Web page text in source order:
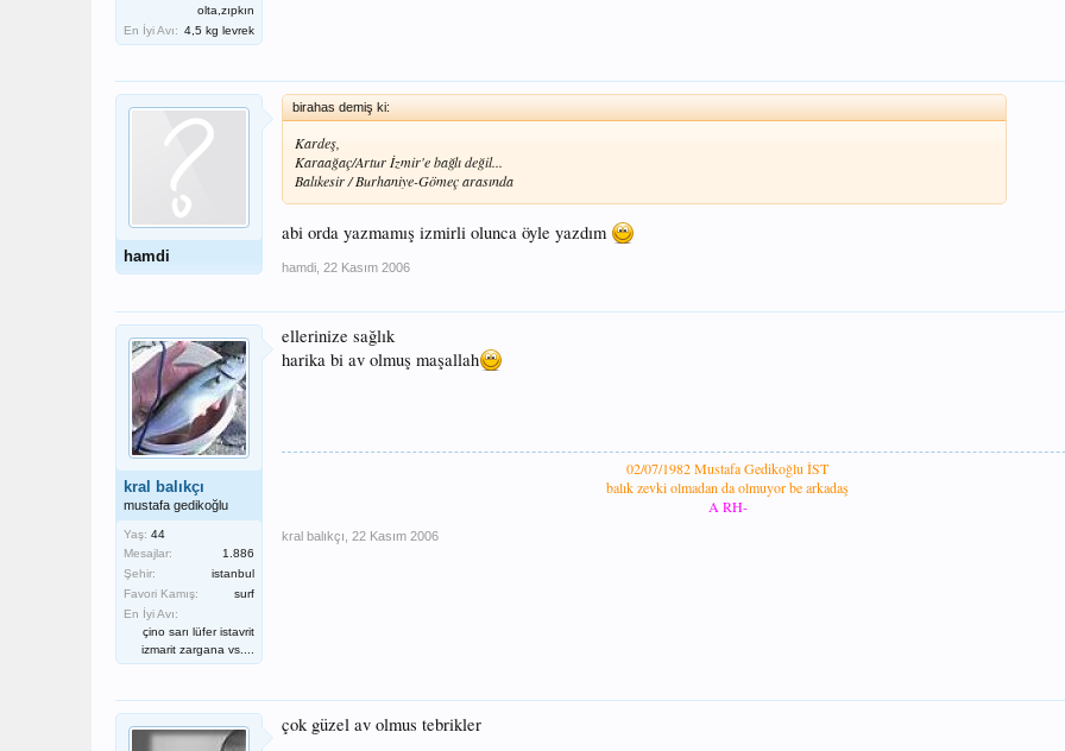
olta,zıpkın
En İyi Avı: 4,5 kg levrek
hamdi
birahas demiş ki:
Kardeş,
Karaağaç/Artur İzmir'e bağlı değil...
Balıkesir / Burhaniye-Gömeç arasında
abi orda yazmamış izmirli olunca öyle yazdım
hamdi 22 Kasım 2006
kral balıkçı
mustafa gedikoğlu
Yaş: 44
Mesajlar:
1.886
Şehir:
istanbul
Favori Kamış:
surf
En İyi Avı:
çino sarı lüfer istavrit
izmarit zargana vs....
ellerinize sağlık
harika bi av olmuş maşallah
02/07/1982 Mustafa GedikoğluİST
balık zevki olmadan da olmuyor be arkadaş
A RH-
kral balıkçı 22 Kasım 2006
çok güzel av olmus tebrikler